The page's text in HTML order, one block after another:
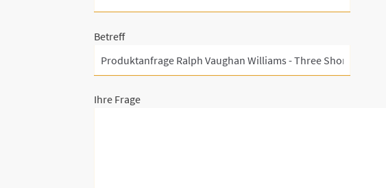
Betreff
Ihre Frage